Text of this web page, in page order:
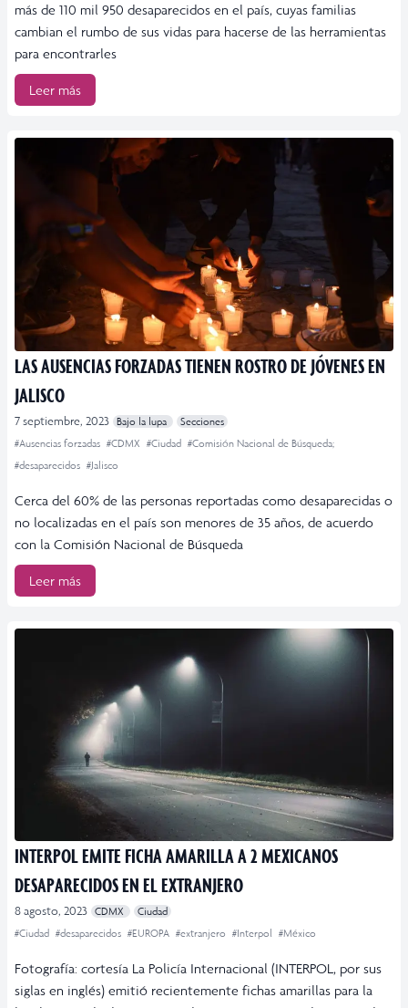
más de 110 mil 950 desaparecidos en el país, cuyas familias
cambian el rumbo de sus vidas para hacerse de las herramientas
para encontrarles
Leer más
LAS AUSENCIAS FORZADAS TIENEN ROSTRO DE JÓVENES EN
JALISCO
7 septiembre, 2023 Bajo la lupa
Secciones
#Ausencias forzadas #CDMX #Ciudad #Comisión Nacional de Búsqueda;
#desaparecidos #Jalisco
Cerca del 60% de las personas reportadas como desaparecidas o
no localizadas en el país son menores de 35 años, de acuerdo
con la Comisión Nacional de Búsqueda
Leer más
INTERPOL EMITE FICHA AMARILLA A 2 MEXICANOS
DESAPARECIDOS EN EL EXTRANJERO
8 agosto, 2023 CDMX
Ciudad
#Ciudad #desaparecidos #EUROPA #extranjero #Interpol #México
Fotografía: cortesía La Policía Internacional (INTERPOL, por sus
siglas en inglés) emitió recientemente fichas amarillas para la